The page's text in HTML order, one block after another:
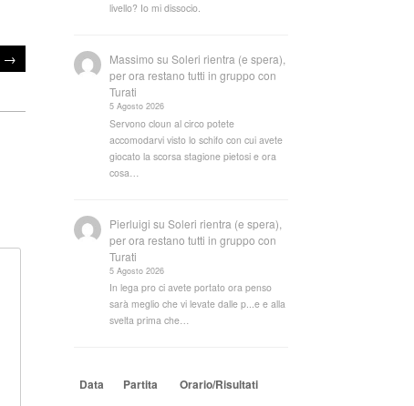
→
livello? Io mi dissocio.
Massimo suSoleri rientra (e spera),
per ora restano tutti in gruppo con
Turati
5 Agosto 2026
Servono cloun al circo potete
accomodarvi visto lo schifo con cui avete
giocato la scorsa stagione pietosi e ora
cosa…
Pierluigi suSoleri rientra (e spera),
per ora restano tutti in gruppo con
Turati
5 Agosto 2026
In lega pro ci avete portato ora penso
sarà meglio che vi levate dalle p...e e alla
svelta prima che…
Data Partita Orario/Risultati